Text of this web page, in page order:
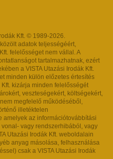
Kft. © 1989-2026.
adatok teljességéért,
felelősséget nem vállal. A
tartalmazhatnak, ezért
a VISTA Utazási Irodák Kft.
minden külön előzetes értesítés
Kft. kizárja minden felelősségét
veszteségekért, költségekért,
megfelelő működéséből,
illetéktelen
amelyek az információtovábbítási
vagy rendszerhibából, vagy
Utazási Irodák Kft. weboldalain
anyag másolása, felhasználása
csak a VISTA Utazási Irodák